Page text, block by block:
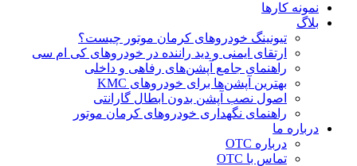
نمونه کارها
بلاگ
تیونینگ خودروهای کرمان موتور چیست؟
ارتقای ایمنی و دید راننده در خودروهای کی ام سی
راهنمای جامع آپشن‌های رفاهی و داخلی
بهترین آپشن‌ها برای خودروهای KMC
اصول نصب آپشن بدون ابطال گارانتی
راهنمای نگهداری خودروهای کرمان موتور
درباره ما
درباره OTC
تماس با OTC